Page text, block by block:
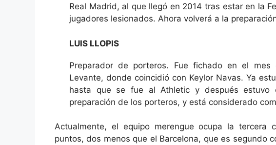
Real Madrid, al que llegó en 2014 tras estar en la
jugadores lesionados. Ahora volverá a la
LUIS LLOPIS
Preparador de porteros. Fue fichado en el
Levante, donde coincidió con Keylor Navas. Ya
hasta que se fue al Athletic y después estuvo
preparación de los porteros, y está considerado
Actualmente, el equipo merengue ocupa la tercera
puntos, dos menos que el Barcelona, que es segundo